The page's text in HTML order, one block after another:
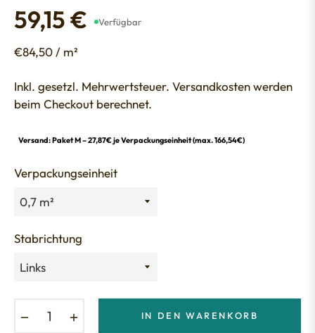
Normaler
Preis
59,15 € Verfügbar
€84,50 / m²
Inkl. gesetzl. Mehrwertsteuer. Versandkosten werden
beim Checkout berechnet.
Versand: Paket M – 27,87€ je Verpackungseinheit (max. 166,54€)
Verpackungseinheit
Stabrichtung
IN DEN WARENKORB